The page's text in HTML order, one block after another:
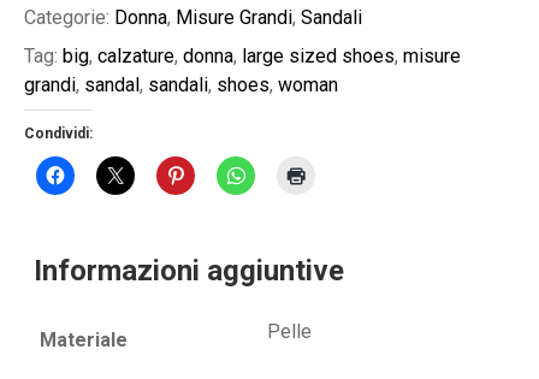
Categorie: Donna, Misure Grandi, Sandali
Tag: big, calzature, donna, large sized shoes, misure
grandi, sandal, sandali, shoes, woman
Condividi:
Informazioni aggiuntive
Materiale Pelle